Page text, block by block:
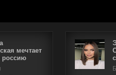
мечтает
россию
Имя